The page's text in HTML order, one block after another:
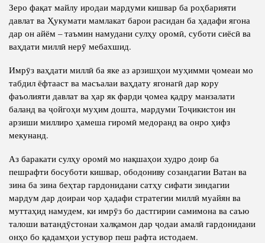
Зеро фақат майлу иродаи мардуми кишвар ба роҳбарияти
давлат ва Ҳукумати мамлакат барои расидан ба ҳадафи ягона
дар он айём – таъмин намудани сулҳу оромӣ, суботи сиёсӣ ва
ваҳдати миллӣ нерӯ мебахшид.
Имрӯз ваҳдати миллӣ ба яке аз арзишҳои муҳимми ҷомеаи мо
табдил ёфтааст ва масъалаи ваҳдату ягонагӣ дар кору
фаъолияти давлат ва ҳар як фарди ҷомеа қадру манзалати
баланд ва ҷойгоҳи муҳим дошта, мардуми Тоҷикистон ин
арзиши миллиро ҳамеша гиромӣ медоранд ва онро ҳифз
мекунанд.
Аз баракати сулҳу оромӣ мо нақшаҳои худро доир ба
пешрафти босуботи кишвар, ободониву созандагии Ватан ва
зина ба зина беҳтар гардонидани сатҳу сифати зиндагии
мардум дар доираи чор ҳадафи стратегии миллӣ муайян ва
муттаҳид намудем, ки имрӯз бо дастгирии самимона ва саъю
талоши ватандӯстонаи халқамон дар ҷодаи амалӣ гардонидани
онҳо бо қадамҳои устувор пеш рафта истодаем.